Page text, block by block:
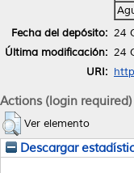
Fecha del depósito: 24
Última modificación: 24
URI:
Actions (login required)
Ver elemento
Descargar